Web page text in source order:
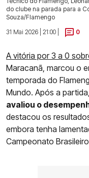
do clube na parada para a
Souza/Flamengo
31 Mai 2026 | 21:00 |
0
A vitória por 3 a 0
Maracanã, marcou o
temporada do
Mundo. Após a partida,
avaliou o
destacou os
embora tenha
Campeonato